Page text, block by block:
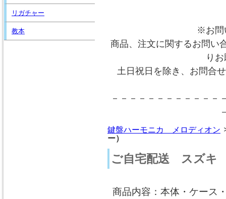
※お問
商品、注文に関するお問い
り
土日祝日を除き、お問合
－－－－－－－－－－－－
鍵盤ハーモニカ メロディオン
ー）
ご自宅配送 スズキ
商品内容：本体・ケース
リガチャー
教本